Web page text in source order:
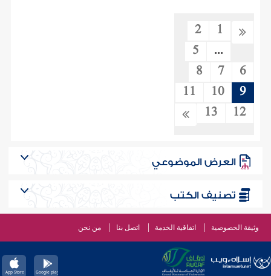
1
2
...
5
6
7
8
9
10
11
12
13
العرض الموضوعي
تصنيف الكتب
وثيقة الخصوصية اتفاقية الخدمة اتصل بنا من نحن